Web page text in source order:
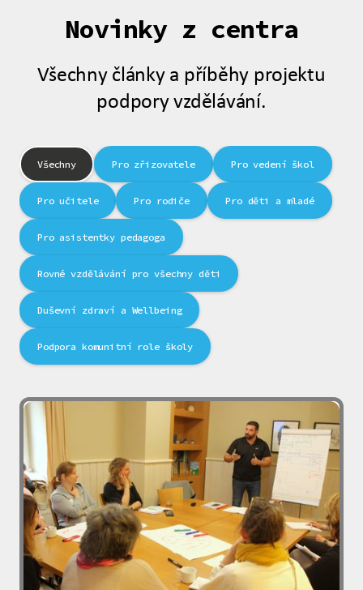
Novinky z centra
Všechny články a příběhy projektu
podpory vzdělávání.
Všechny Pro zřizovatele Pro vedení škol
Pro učitele Pro rodiče Pro děti a mladé
Pro asistentky pedagoga
Rovné vzdělávání pro všechny děti
Duševní zdraví a Wellbeing
Podpora komunitní role školy